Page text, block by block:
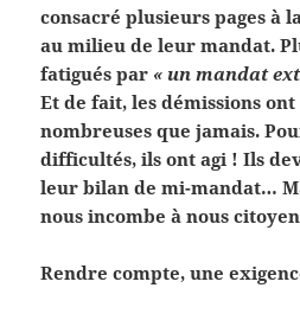
consacré plusieurs pages à
au milieu de leur mandat.
fatigués par « un mandat
Et de fait, les démissions
nombreuses que jamais.
difficultés, ils ont agi ! Ils
leur bilan de mi-mandat…
nous incombe à nous
Rendre compte, une